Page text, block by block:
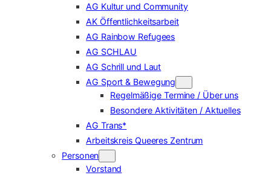
AG Kultur und Community
AK Öffentlichkeitsarbeit
AG Rainbow Refugees
AG SCHLAU
AG Schrill und Laut
AG Sport & Bewegung
Regelmäßige Termine / Über uns
Besondere Aktivitäten / Aktuelles
AG Trans*
Arbeitskreis Queeres Zentrum
Personen
Vorstand